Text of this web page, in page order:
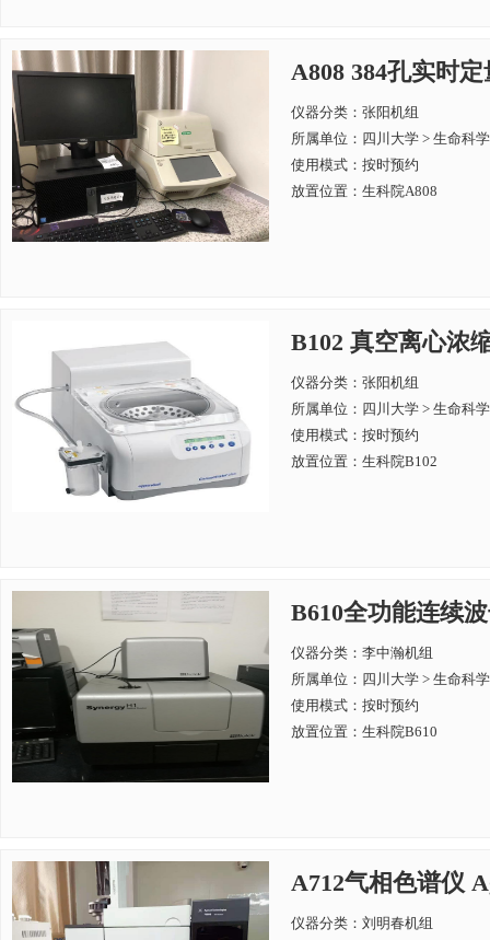
A808 384孔实时
仪器分类：张阳机组
所属单位： 四川大学 > 生命科
使用模式：按时预约
放置位置：生科院A808
B102 真空离心浓
仪器分类：张阳机组
所属单位： 四川大学 > 生命科
使用模式：按时预约
放置位置：生科院B102
B610全功能连续
仪器分类：李中瀚机组
所属单位： 四川大学 > 生命科
使用模式：按时预约
放置位置：生科院B610
A712气相色谱仪
仪器分类：刘明春机组